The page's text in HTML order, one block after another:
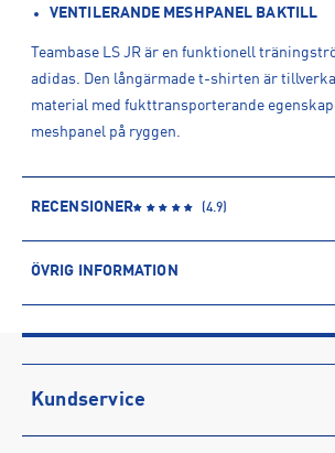
VENTILERANDE MESHPANEL BAKTILL
Teambase LS JR är en funktionell
adidas. Den långärmade t-shirten är
material med fukttransporterande
meshpanel på ryggen.
RECENSIONER (4.9)
ÖVRIG INFORMATION
Produktnummer: 1488261
Leverantörens produktnummer: GK9087
Artikelnummer: 148826101-ROYBLU
Tillverkare:Adidas Sverige AB
Kundservice